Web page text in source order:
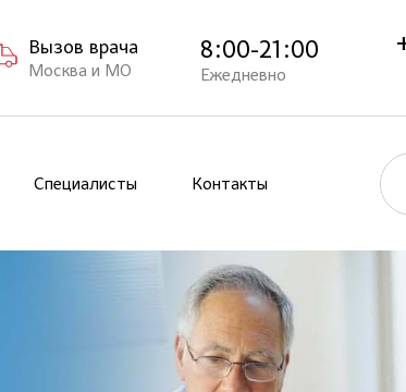
Вызов врача
Москва и МО
8:00-21:00
Ежедневно
Специалисты Контакты